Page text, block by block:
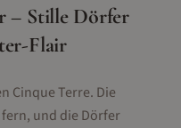
– Stille Dörfer
Flair
Cinque Terre. Die
und die Dörfer